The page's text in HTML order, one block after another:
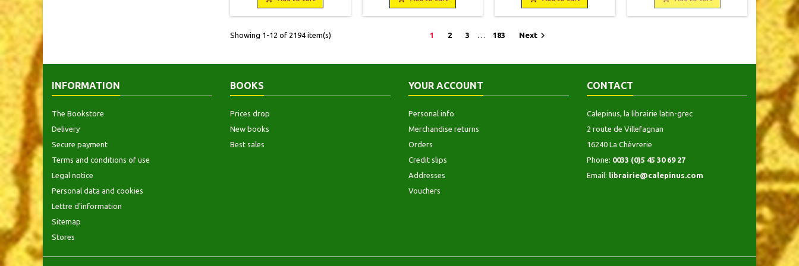
160 pages, broché,
occasion.Elégante couverture
art déco. Bon état. Quelques
soulignés au crayon.
Pelliculage qui se décolle au
coin haut avec des marques.
9782702896648
Neuf.9782252025123
couverture, intérieur en très
bon état. 9782251334097
Showing 1-12 of 2194 item(s) 1 2 3 183 Next
INFORMATION
The Bookstore
Delivery
Secure payment
Terms and conditions of use
Legal notice
Personal data and cookies
Lettre d'information
Sitemap
Stores
BOOKS
Prices drop
New books
Best sales
YOUR ACCOUNT
Personal info
Merchandise returns
Orders
Credit slips
Addresses
Vouchers
CONTACT
Calepinus, la librairie latin-grec
2 route de Villefagnan
16240 La Chèvrerie
Phone: 0033 (0)5 45 30 69 27
Email: librairie@calepinus.com